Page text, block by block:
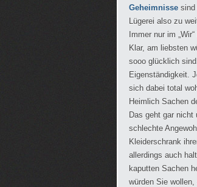
Geheimnisse sind
Lügerei also zu
Immer nur im
Klar, am liebsten
sooo glücklich
Eigenständigkeit.
sich dabei total
Heimlich Sachen
Das geht gar
schlechte
Kleiderschrank
allerdings auch
kaputten Sachen
würden Sie